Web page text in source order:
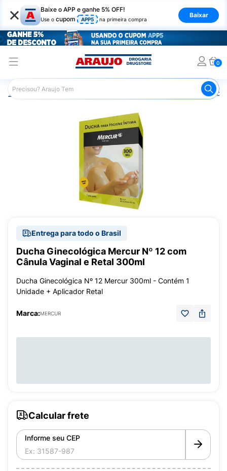
× Baixe o APP e ganhe 5% OFF!
Use o cupom APP5 na primeira compra
Baixar
0
Araujo Higiene Pessoal
Entrega para todo o Brasil
Ducha Ginecológica Mercur Nº 12 com
Cânula Vaginal e Retal 300ml
Ducha Ginecológica Nº 12 Mercur 300ml - Contém 1
Unidade + Aplicador Retal
Marca:MERCUR
Calcular frete
Informe seu CEP